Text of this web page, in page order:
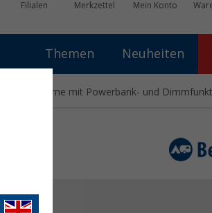
Filialen Merkzettel Mein Konto
Themen Neuheiten
mit Powerbank- und
€